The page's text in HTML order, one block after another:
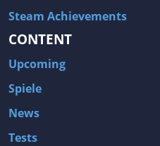
Steam Achievements
CONTENT
Upcoming
Spiele
News
Tests